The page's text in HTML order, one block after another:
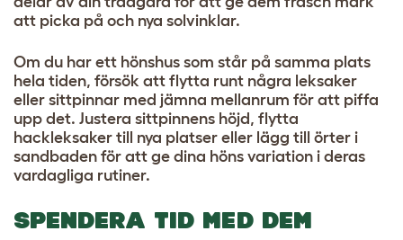
att picka på och nya solvinklar.
Om du har ett hönshus som står på samma plats
hela tiden, försök att flytta runt några leksaker
eller sittpinnar med jämna mellanrum för att piffa
upp det. Justera sittpinnens höjd, flytta
hackleksaker till nya platser eller lägg till örter i
sandbaden för att ge dina höns variation i deras
vardagliga rutiner.
SPENDERA TID MED DEM